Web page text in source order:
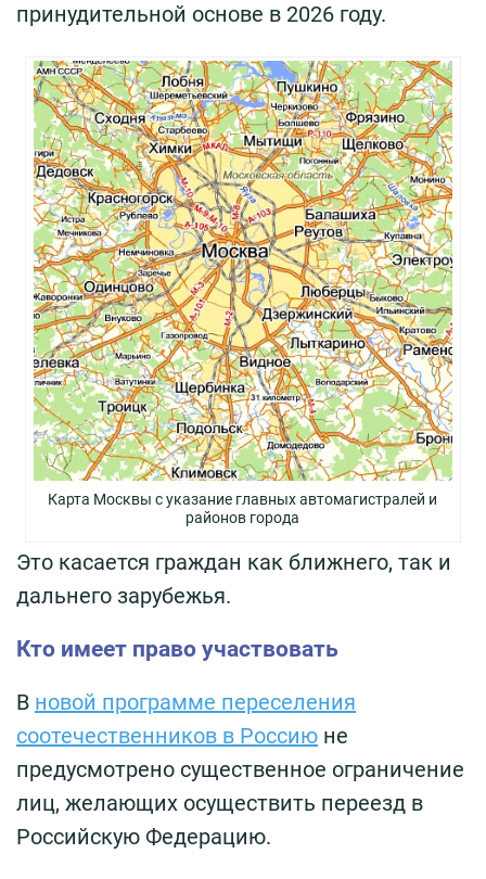
принудительной основе в 2026 году.
Карта Москвы с указание главных автомагистралей и
районов города
Это касается граждан как ближнего, так и
дальнего зарубежья.
Кто имеет право участвовать
В новой программе переселения
соотечественников в Россию не
предусмотрено существенное ограничение
лиц, желающих осуществить переезд в
Российскую Федерацию.